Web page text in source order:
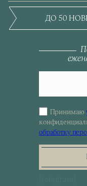
ДО 50
Sign
up
for
the
Принимаю
обработку